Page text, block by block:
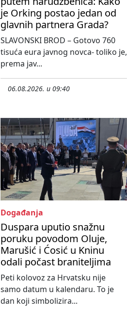
je Orking postao jedan od
glavnih partnera Grada?
SLAVONSKI BROD – Gotovo 760
tisuća eura javnog novca- toliko je,
prema jav...
06.08.2026. u 09:40
Događanja
Duspara uputio snažnu
poruku povodom Oluje,
Marušić i Ćosić u Kninu
odali počast braniteljima
Peti kolovoz za Hrvatsku nije
samo datum u kalendaru. To je
dan koji simbolizira...